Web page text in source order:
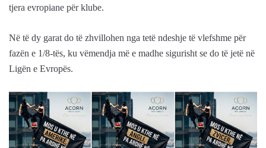
tjera evropiane për klube.
Në të dy garat do të zhvillohen nga tetë ndeshje të vlefshme për
fazën e 1/8-tës, ku vëmendja më e madhe sigurisht se do të jetë në
Ligën e Evropës.